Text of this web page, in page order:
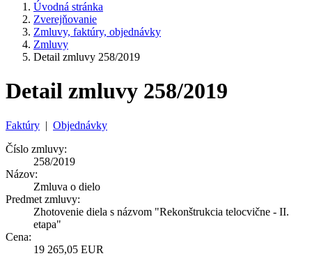
Úvodná stránka
Zverejňovanie
Zmluvy, faktúry, objednávky
Zmluvy
Detail zmluvy 258/2019
Detail zmluvy 258/2019
Faktúry | Objednávky
Číslo zmluvy:
258/2019
Názov:
Zmluva o dielo
Predmet zmluvy:
Zhotovenie diela s názvom "Rekonštrukcia telocvične - II.
etapa"
Cena:
19 265,05 EUR